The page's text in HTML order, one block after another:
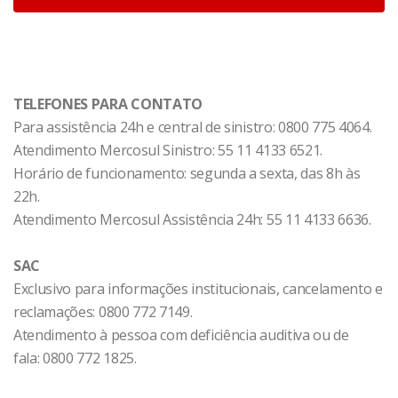
estações do ano (férias), ou então, em locais onde a
centro de atendimento itinerante, preparado para
atender os segurados em caso de sinistro.
TELEFONES PARA CONTATO
Para assistência 24h e central de sinistro: 0800 775 4064.
Atendimento Mercosul Sinistro: 55 11 4133 6521.
Horário de funcionamento: segunda a sexta, das 8h às
22h.
Atendimento Mercosul Assistência 24h: 55 11 4133 6636.
SAC
Exclusivo para informações institucionais, cancelamento e
reclamações: 0800 772 7149.
Atendimento à pessoa com deficiência auditiva ou de
fala: 0800 772 1825.